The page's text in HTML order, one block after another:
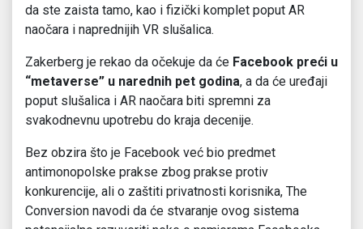
da ste zaista tamo, kao i fizički komplet poput AR
naočara i naprednijih VR slušalica.
Zakerberg je rekao da očekuje da će Facebook preći u
“metaverse” u narednih pet godina, a da će uređaji
poput slušalica i AR naočara biti spremni za
svakodnevnu upotrebu do kraja decenije.
Bez obzira što je Facebook već bio predmet
antimonopolske prakse zbog prakse protiv
konkurencije, ali o zaštiti privatnosti korisnika, The
Conversion navodi da će stvaranje ovog sistema